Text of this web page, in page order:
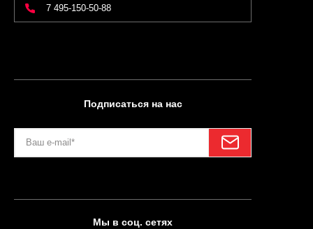
7 495-150-50-88
Подписаться на нас
Мы в соц. сетях